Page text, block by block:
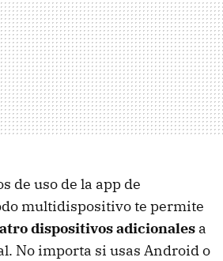
de uso de la app de
multidispositivo te permite
dispositivos adicionales a
No importa si usas Android o